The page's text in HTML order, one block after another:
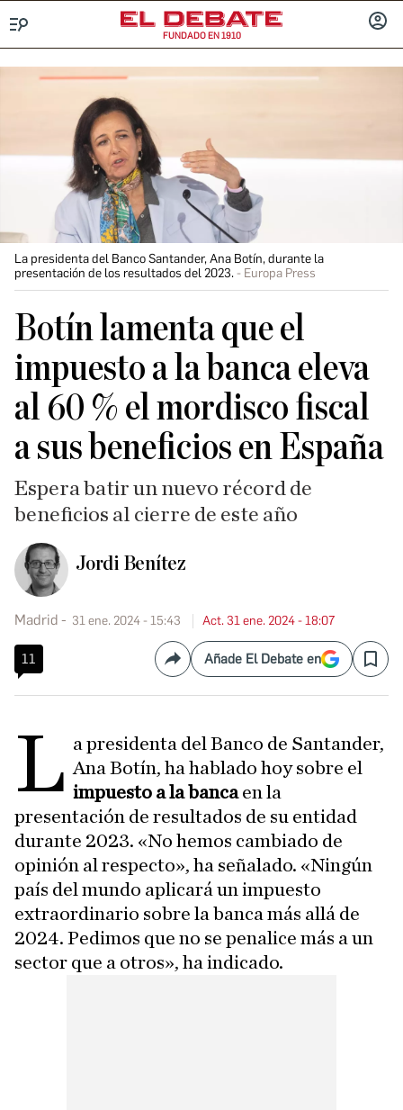
FUNDADO EN 1910
La presidenta del Banco Santander, Ana Botín, durante la
presentación de los resultados del 2023.
Europa Press
Botín lamenta que el
impuesto a la banca eleva
al 60 % el mordisco fiscal
a sus beneficios en España
Espera batir un nuevo récord de
beneficios al cierre de este año
Jordi Benítez
Madrid 31 ene. 2024 - 15:43 Act. 31 ene. 2024 - 18:07
11 CompartirAñade El Debate en Save
L a presidenta del Banco de Santander,
Ana Botín, ha hablado hoy sobre el
impuesto a la bancaen la
presentación de resultados de su entidad
durante 2023. «No hemos cambiado de
opinión al respecto», ha señalado. «Ningún
país del mundo aplicará un impuesto
extraordinario sobre la banca más allá de
2024. Pedimos que no se penalice más a un
sector que a otros», ha indicado.